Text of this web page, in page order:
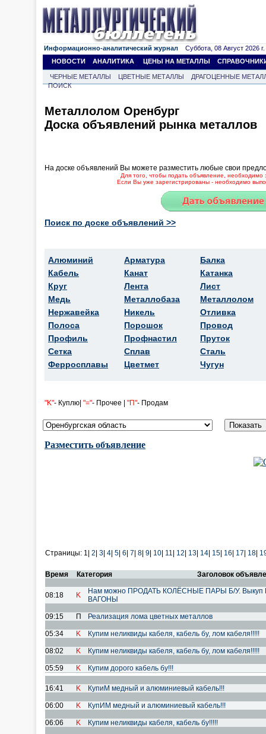
Информационно-аналитический журнал Суббота, 08 Август 2026 г.
НОВОСТИ
АНАЛИТИКА ЦЕНЫ НА МЕТАЛЛЫ
ЧЕРНЫЕ МЕТАЛЛЫ ЦВЕТНЫЕ МЕТАЛЛЫ
ДРАГОЦЕННЫЕ
ПОИСК
Металлолом Оренбург
Доска объявлений рынка металлов
На доске объявлений Вы можете разместить любые свои
Для того, чтобы подать объявление, необходимо
Если Вы уже зарегистрированы - необходимо
Поиск по доске объявлений >>
Алюминий
Кабель
Круг
Медь
Нержавейка
Полоса
Профиль
Сетка
Ферросплавы
Арматура
Канат
Лента
Металлобаза
Никель
Порошок
Профнастил
Сплав
Цветмет
Балка
Катанка
Лист
Металлолом
Отливка
Провод
Пруток
Сталь
Чугун
"K"- Куплю| "="- Прочее | "П"- Продам
Разместить объявление
Страницы: 1| 2 3 4 5 6 7 8 9 10 11 12 13 14 15 16 17 18
Время Категория Заголовок
08:18 K
Нам можно ПРОДАТЬ КОЛЁСНЫЕ ПАРЫ Б/У.
ВАГОНЫ
09:15 П Реализация лома цветных металлов
05:34 K Купим неликвиды кабеля, кабель бу, лом кабеля!!!!!
08:02 K Купим неликвиды кабеля, кабель бу, лом кабеля!!!!!
05:59 K Купим дорого кабель бу!!!
16:41 K КупиМ медный и алюминиевый кабель!!!
06:00 K КупИМ медный и алюминиевый кабель!!!
06:06 K Купим неликвиды кабеля, кабель бу!!!!!